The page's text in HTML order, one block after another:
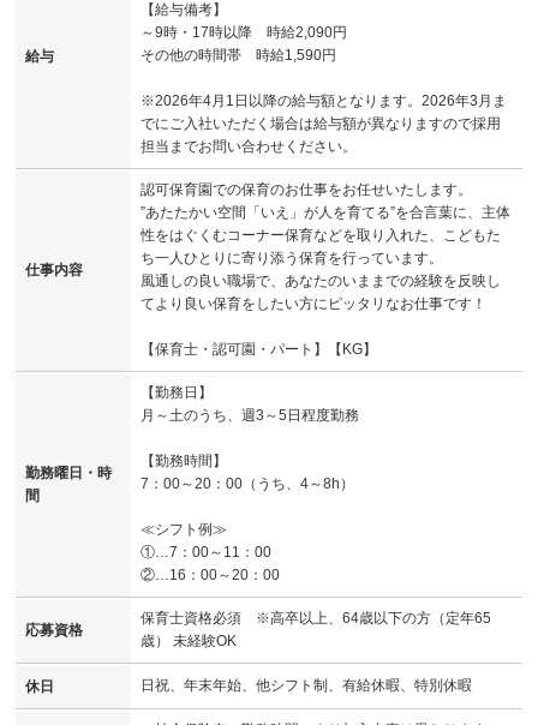
給与
【給与備考】
～9時・17時以降 時給2,090円
その他の時間帯 時給1,590円
※2026年4月1日以降の給与額となります。2026年3月ま
でにご入社いただく場合は給与額が異なりますので採用
担当までお問い合わせください。
仕事内容
認可保育園での保育のお仕事をお任せいたします。
”あたたかい空間「いえ」が人を育てる”を合言葉に、主体
性をはぐくむコーナー保育などを取り入れた、こどもた
ち一人ひとりに寄り添う保育を行っています。
風通しの良い職場で、あなたのいままでの経験を反映し
てより良い保育をしたい方にピッタリなお仕事です！
【保育士・認可園・パート】【KG】
勤務曜日・時
間
【勤務日】
月～土のうち、週3～5日程度勤務
【勤務時間】
7：00～20：00（うち、4～8h）
≪シフト例≫
①…7：00～11：00
②…16：00～20：00
応募資格
保育士資格必須 ※高卒以上、64歳以下の方（定年65
歳） 未経験OK
休日 日祝、年末年始、他シフト制、有給休暇、特別休暇